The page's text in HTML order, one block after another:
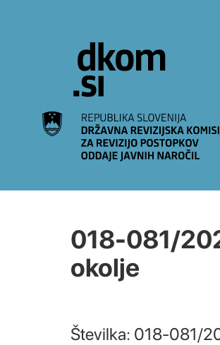
018-081/
okolje
Številka: 018-081/